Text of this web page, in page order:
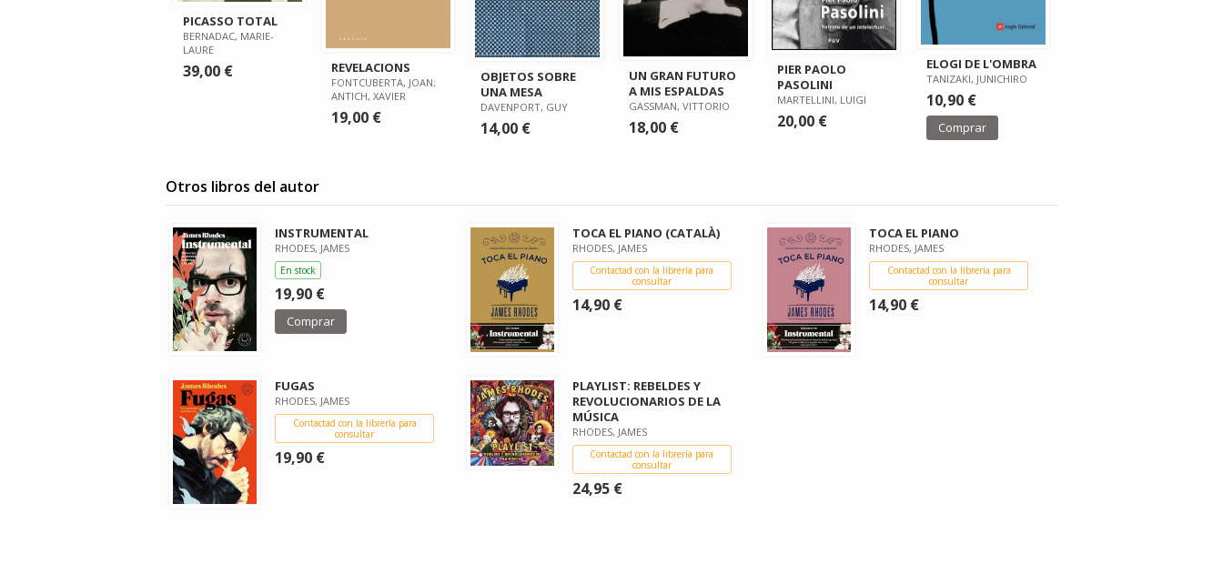
PICASSO TOTAL
BERNADAC, MARIE-
LAURE
39,00 € REVELACIONS
FONTCUBERTA, JOAN;
ANTICH, XAVIER
19,00 €
OBJETOS SOBRE
UNA MESA
DAVENPORT, GUY
14,00 €
UN GRAN FUTURO
A MIS ESPALDAS
GASSMAN, VITTORIO
18,00 €
PIER PAOLO
PASOLINI
MARTELLINI, LUIGI
20,00 €
ELOGI DE L'OMBRA
TANIZAKI, JUNICHIRO
10,90 €
Comprar
Otros libros del autor
INSTRUMENTAL
RHODES, JAMES
En stock
19,90 €
Comprar
TOCA EL PIANO (CATALÀ)
RHODES, JAMES
Contactad con la librería para
consultar
14,90 €
TOCA EL PIANO
RHODES, JAMES
Contactad con la librería para
consultar
14,90 €
FUGAS
RHODES, JAMES
Contactad con la librería para
consultar
19,90 €
PLAYLIST: REBELDES Y
REVOLUCIONARIOS DE LA
MÚSICA
RHODES, JAMES
Contactad con la librería para
consultar
24,95 €